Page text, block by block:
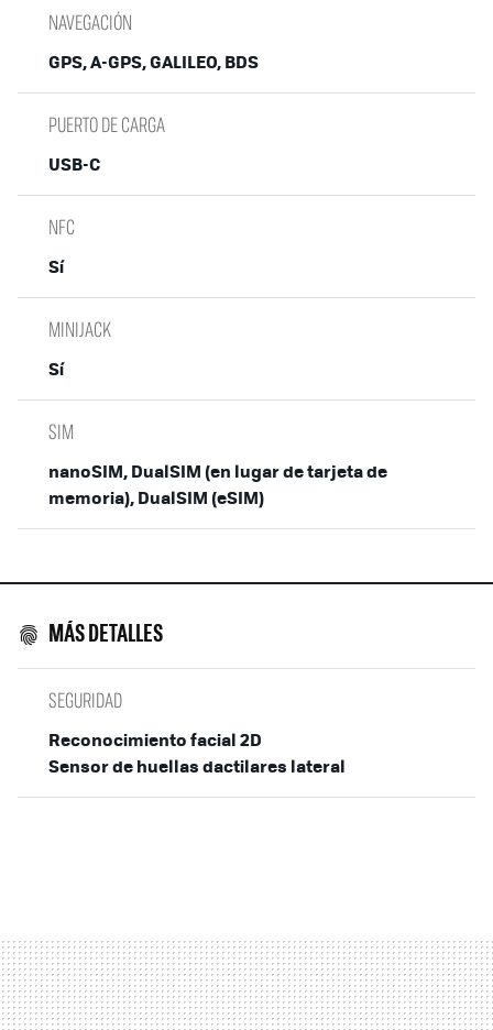
NAVEGACIÓN
GPS, A-GPS, GALILEO, BDS
PUERTO DE CARGA
USB-C
NFC
Sí
MINIJACK
Sí
SIM
nanoSIM, DualSIM (en lugar de tarjeta de
memoria), DualSIM (eSIM)
MÁS DETALLES
SEGURIDAD
Reconocimiento facial 2D
Sensor de huellas dactilares lateral